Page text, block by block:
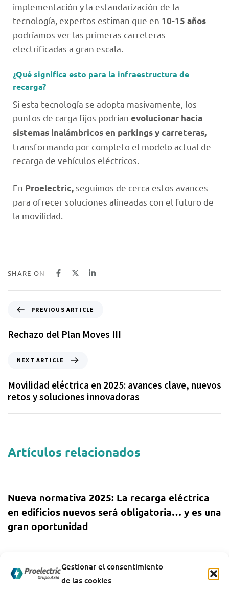
Gestionar el consentimiento
de las cookies
implementación y la estandarización de la
tecnología, expertos estiman que en 10-15 años
podríamos ver las primeras carreteras
electrificadas a gran escala.
¿Qué significa esto para la infraestructura de
recarga?
Si esta tecnología se adopta masivamente, los
puntos de carga fijos podrían evolucionar hacia
sistemas inalámbricos en parkings y carreteras,
transformando por completo el modelo actual de
recarga de vehículos eléctricos.
En Proelectric, seguimos de cerca estos avances
para ofrecer soluciones alineadas con el futuro de
la movilidad.
SHARE ON
PREVIOUS ARTICLE
Rechazo del Plan Moves III
NEXT ARTICLE
Movilidad eléctrica en 2025: avances clave, nuevos
retos y soluciones innovadoras
Artículos relacionados
Nueva normativa 2025: La recarga eléctrica
en edificios nuevos será obligatoria… y es una
gran oportunidad
Cómo afecta el aumento de la demanda
energética a la recarga de vehículos